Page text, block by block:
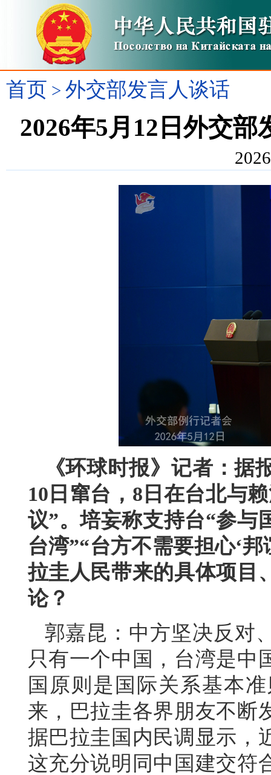
首页 > 外交部发言人谈话
2026年5月12日外交
《环球时报》记者：据
10日窜台，8日在台北与
议”。培妄称支持台“参与
台湾”“台方不需要担心‘
拉圭人民带来的具体项目
论？
郭嘉昆：中方坚决反对
只有一个中国，台湾是中
国原则是国际关系基本
来，巴拉圭各界朋友不断
据巴拉圭国内民调显示，
这充分说明同中国建交符